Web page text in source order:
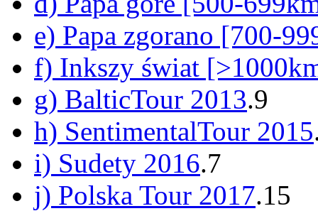
e) Papa zgorano [700-
f) Inkszy świat
g) BalticTour 2013.9
h) SentimentalTour 2015
i) Sudety 2016.7
j) Polska Tour 2017.15